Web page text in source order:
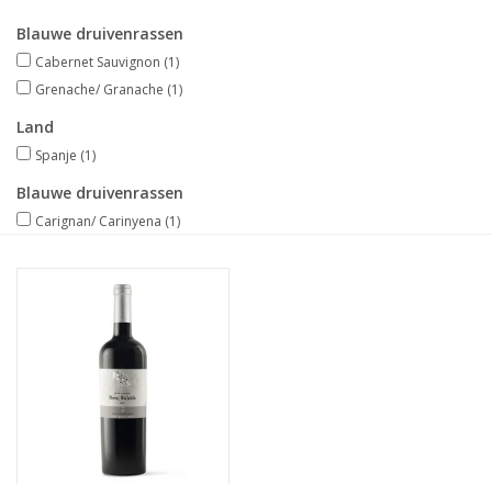
Merken
Blauwe druivenrassen
Cabernet Sauvignon (1)
Grenache/ Granache (1)
Land
Spanje (1)
Blauwe druivenrassen
Carignan/ Carinyena (1)